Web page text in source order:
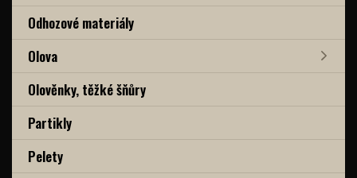
Odhozové materiály
Olova
Olověnky, těžké šňůry
Partikly
Pelety